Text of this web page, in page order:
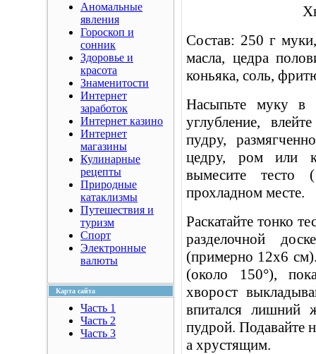
Аномальные
явления
Гороскоп и
сонник
Здоровье и
красота
Знаменитости
Интернет
заработок
Интернет казино
Интернет
магазины
Кулинарные
рецепты
Природные
катаклизмы
Путешествия и
туризм
Спорт
Электронные
валюты
Карта сайта
Часть 1
Часть 2
Часть 3
Состав: 250 г
масла, цедра
коньяка, соль,
Насыпьте муку в
углубление,
пудру,
цедру, ром или
вымесите
прохладном месте.
Раскатайте тонко
разделочной
(примерно 12x6
(около 150°),
хворост
впитался лишний
пудрой. Подавайте
а хрустящим.